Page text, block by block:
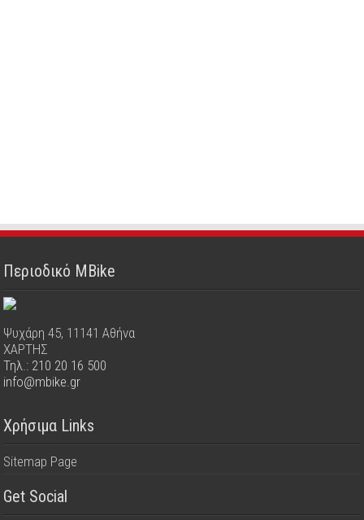
Περιοδικό MBike
Ψυχάρη 45, 11141 Αθήνα
ΧΑΡΤΗΣ
Τηλ.: 210 20 16 500
info@mbike.gr
Χρήσιμα Links
Sitemap Page
Get Social